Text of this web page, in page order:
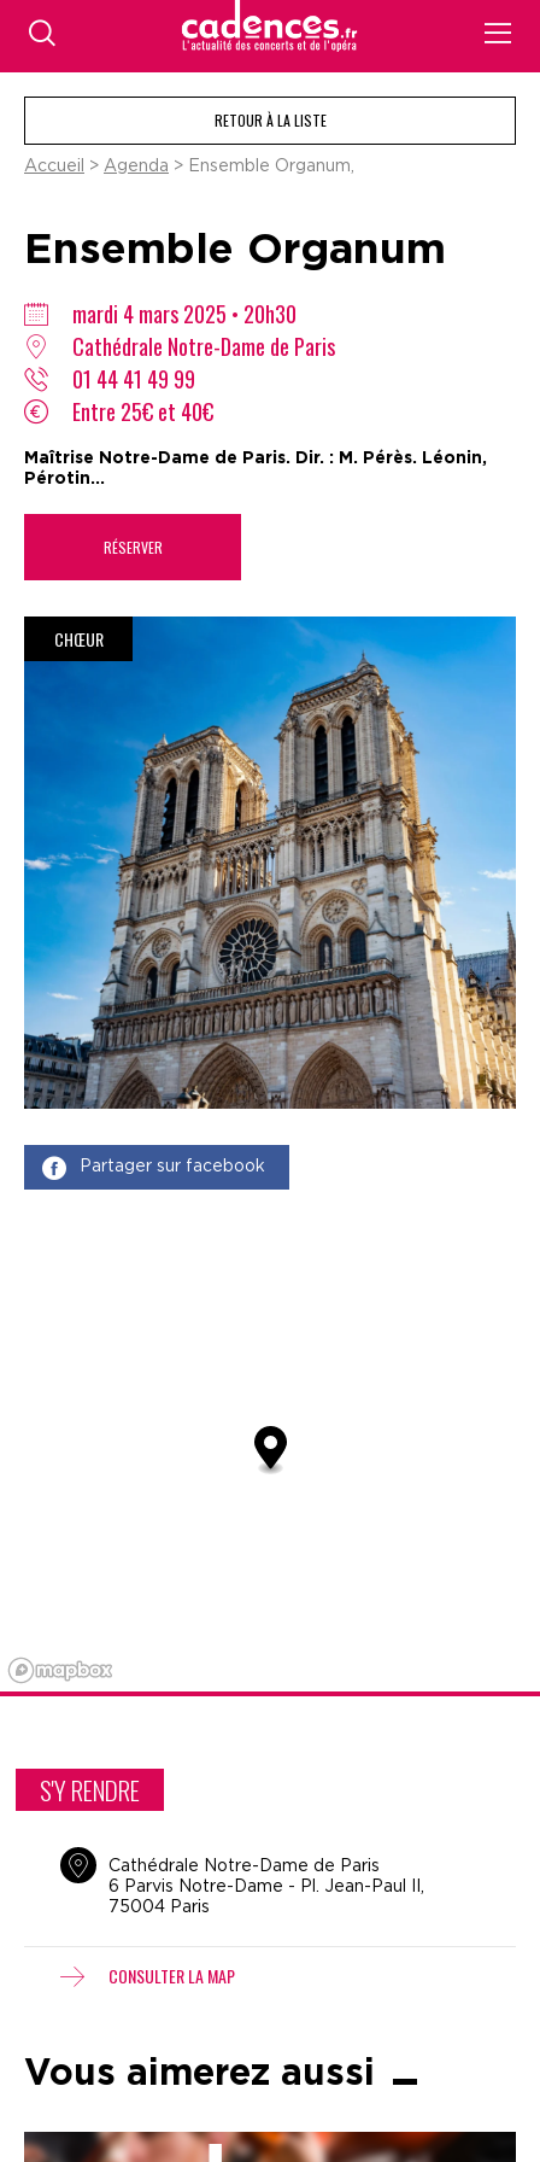
RETOUR À LA LISTE
Accueil > Agenda > Ensemble Organum,
Ensemble Organum
mardi 4 mars 2025 • 20h30
Cathédrale Notre-Dame de Paris
01 44 41 49 99
Entre 25€ et 40€
Maîtrise Notre-Dame de Paris. Dir. : M. Pérès. Léonin,
Pérotin...
RÉSERVER
CHŒUR
Partager sur facebook
S'Y RENDRE
Cathédrale Notre-Dame de Paris
6 Parvis Notre-Dame - Pl. Jean-Paul II,
75004 Paris
CONSULTER LA MAP
Vous aimerez aussi